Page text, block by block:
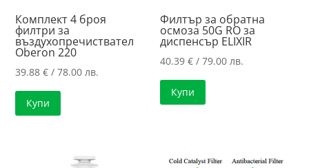
Комплект 4 броя
филтри за
въздухопречиствател
Oberon 220
39.88€ / 78.00 лв.
Купи
Филтър за обратна
осмоза 50G RO за
диспенсър ELIXIR
40.39€ / 79.00 лв.
Купи